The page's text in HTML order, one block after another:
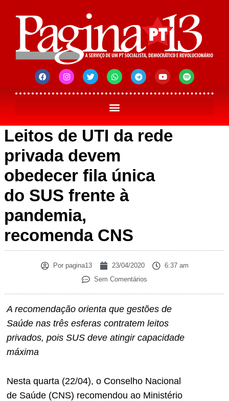
Leitos de UTI da rede
privada devem
obedecer fila única
do SUS frente à
pandemia,
recomenda CNS
Porpagina13 23/04/2020
6:37 am
Sem Comentários
A recomendação orienta que gestões de
Saúde nas três esferas contratem leitos
privados, pois SUS deve atingir capacidade
máxima
Nesta quarta (22/04), o Conselho Nacional
de Saúde (CNS) recomendou ao Ministério